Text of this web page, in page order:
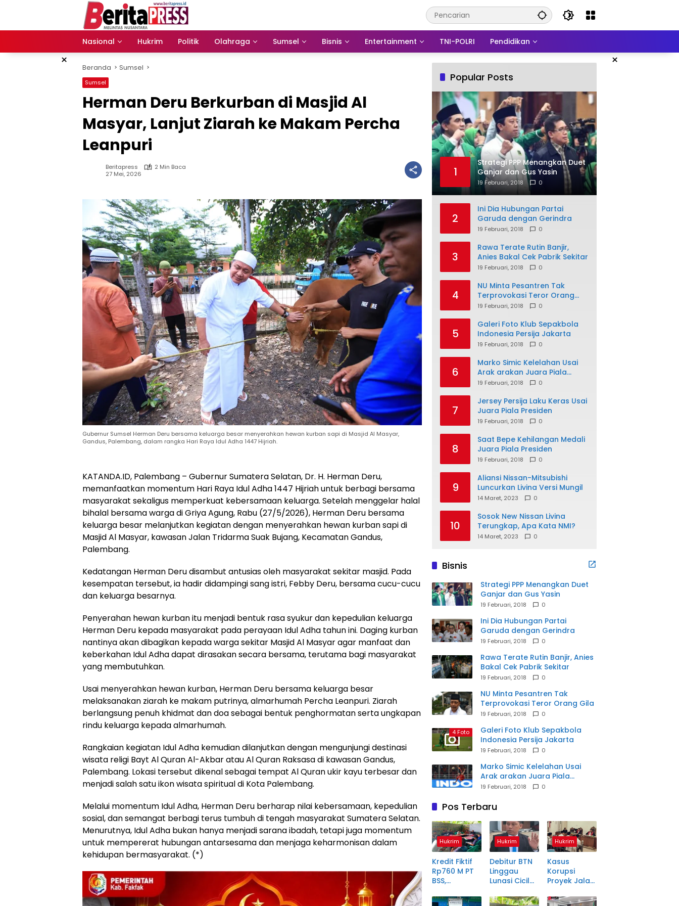
Nasional
Hukrim Politik Olahraga Sumsel Bisnis Entertainment TNI-POLRI Pendidikan
× ×
Beranda Sumsel
Sumsel
Herman Deru Berkurban di Masjid Al
Masyar, Lanjut Ziarah ke Makam Percha
Leanpuri
Beritapress
2 Min Baca
27 Mei, 2026
Gubernur Sumsel Herman Deru bersama keluarga besar menyerahkan hewan kurban sapi di Masjid Al Masyar,
Gandus, Palembang, dalam rangka Hari Raya Idul Adha 1447 Hijriah.
KATANDA.ID, Palembang – Gubernur Sumatera Selatan, Dr. H. Herman Deru,
memanfaatkan momentum Hari Raya Idul Adha 1447 Hijriah untuk berbagi bersama
masyarakat sekaligus memperkuat kebersamaan keluarga. Setelah menggelar halal
bihalal bersama warga di Griya Agung, Rabu (27/5/2026), Herman Deru bersama
keluarga besar melanjutkan kegiatan dengan menyerahkan hewan kurban sapi di
Masjid Al Masyar, kawasan Jalan Tridarma Suak Bujang, Kecamatan Gandus,
Palembang.
Kedatangan Herman Deru disambut antusias oleh masyarakat sekitar masjid. Pada
kesempatan tersebut, ia hadir didampingi sang istri, Febby Deru, bersama cucu-cucu
dan keluarga besarnya.
Penyerahan hewan kurban itu menjadi bentuk rasa syukur dan kepedulian keluarga
Herman Deru kepada masyarakat pada perayaan Idul Adha tahun ini. Daging kurban
nantinya akan dibagikan kepada warga sekitar Masjid Al Masyar agar manfaat dan
keberkahan Idul Adha dapat dirasakan secara bersama, terutama bagi masyarakat
yang membutuhkan.
Usai menyerahkan hewan kurban, Herman Deru bersama keluarga besar
melaksanakan ziarah ke makam putrinya, almarhumah Percha Leanpuri. Ziarah
berlangsung penuh khidmat dan doa sebagai bentuk penghormatan serta ungkapan
rindu keluarga kepada almarhumah.
Rangkaian kegiatan Idul Adha kemudian dilanjutkan dengan mengunjungi destinasi
wisata religi Bayt Al Quran Al-Akbar atau Al Quran Raksasa di kawasan Gandus,
Palembang. Lokasi tersebut dikenal sebagai tempat Al Quran ukir kayu terbesar dan
menjadi salah satu ikon wisata spiritual di Kota Palembang.
Melalui momentum Idul Adha, Herman Deru berharap nilai kebersamaan, kepedulian
sosial, dan semangat berbagi terus tumbuh di tengah masyarakat Sumatera Selatan.
Menurutnya, Idul Adha bukan hanya menjadi sarana ibadah, tetapi juga momentum
untuk mempererat hubungan antarsesama dan menjaga keharmonisan dalam
kehidupan bermasyarakat. (*)
Popular Posts
1
Strategi PPP Menangkan Duet
Ganjar dan Gus Yasin
19 Februari, 2018 0
2
Ini Dia Hubungan Partai
Garuda dengan Gerindra
19 Februari, 2018 0
3
Rawa Terate Rutin Banjir,
Anies Bakal Cek Pabrik Sekitar
19 Februari, 2018 0
4
NU Minta Pesantren Tak
Terprovokasi Teror Orang
Gila
19 Februari, 2018 0
5
Galeri Foto Klub Sepakbola
Indonesia Persija Jakarta
19 Februari, 2018 0
6
Marko Simic Kelelahan Usai
Arak arakan Juara Piala
Presiden
19 Februari, 2018 0
7
Jersey Persija Laku Keras Usai
Juara Piala Presiden
19 Februari, 2018 0
8
Saat Bepe Kehilangan Medali
Juara Piala Presiden
19 Februari, 2018 0
9
Aliansi Nissan-Mitsubishi
Luncurkan Livina Versi Mungil
14 Maret, 2023 0
10
Sosok New Nissan Livina
Terungkap, Apa Kata NMI?
14 Maret, 2023 0
Bisnis
Strategi PPP Menangkan Duet
Ganjar dan Gus Yasin
19 Februari, 2018 0
Ini Dia Hubungan Partai
Garuda dengan Gerindra
19 Februari, 2018 0
Rawa Terate Rutin Banjir, Anies
Bakal Cek Pabrik Sekitar
19 Februari, 2018 0
NU Minta Pesantren Tak
Terprovokasi Teror Orang Gila
19 Februari, 2018 0
4 Foto
Galeri Foto Klub Sepakbola
Indonesia Persija Jakarta
19 Februari, 2018 0
Marko Simic Kelelahan Usai
Arak arakan Juara Piala
Presiden
19 Februari, 2018 0
Pos Terbaru
Hukrim
Kredit Fiktif
Rp760 M PT
BSS,
Derita Petani
Hukrim
Debitur BTN
Linggau
Lunasi Cicilan
Lalu, SHM Tak
Hukrim
Kasus
Korupsi
Proyek Jalan
di